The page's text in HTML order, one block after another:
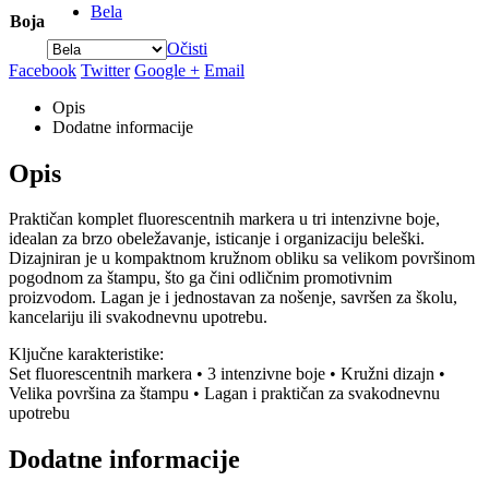
Boja
Bela
Očisti
Facebook Twitter Google + Email
Opis
Dodatne informacije
Opis
Praktičan komplet fluorescentnih markera u tri intenzivne boje,
idealan za brzo obeležavanje, isticanje i organizaciju beleški.
Dizajniran je u kompaktnom kružnom obliku sa velikom površinom
pogodnom za štampu, što ga čini odličnim promotivnim
proizvodom. Lagan je i jednostavan za nošenje, savršen za školu,
kancelariju ili svakodnevnu upotrebu.
Ključne karakteristike:
Set fluorescentnih markera • 3 intenzivne boje • Kružni dizajn •
Velika površina za štampu • Lagan i praktičan za svakodnevnu
upotrebu
Dodatne informacije